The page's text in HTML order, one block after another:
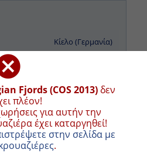
Fjords (COS 2013) δεν
πλέον!
για αυτήν την
έχει καταργηθεί!
στην σελίδα με
.
Κίελο (Γερμανία)
-
17:00